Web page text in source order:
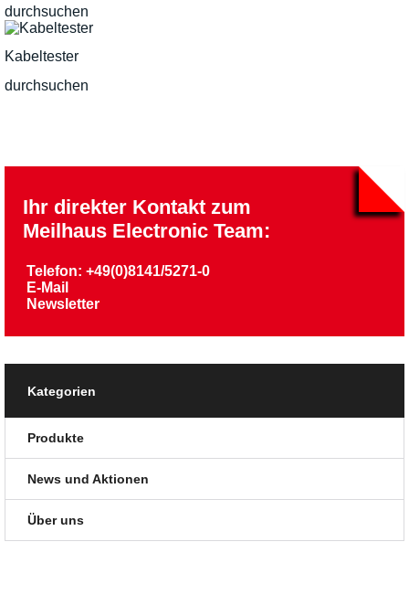
durchsuchen
Kabeltester
durchsuchen
Ihr direkter Kontakt zum
Meilhaus Electronic Team:
Telefon: +49(0)8141/5271-0
E-Mail
Newsletter
Kategorien
Produkte
News und Aktionen
Über uns